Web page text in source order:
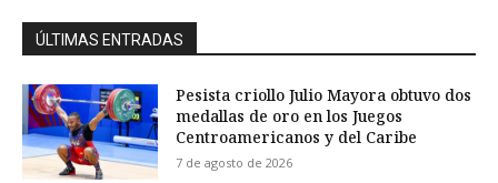
ÚLTIMAS ENTRADAS
Pesista criollo Julio Mayora obtuvo dos
medallas de oro en los Juegos
Centroamericanos y del Caribe
7 de agosto de 2026